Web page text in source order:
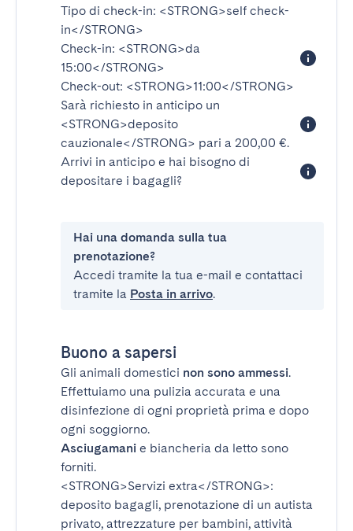
Tipo di check-in: <STRONG>self check-
in</STRONG>
Check-in: <STRONG>da
15:00</STRONG>
Check-out: <STRONG>11:00</STRONG>
Sarà richiesto in anticipo un
<STRONG>deposito
cauzionale</STRONG> pari a 200,00 €.
Arrivi in anticipo e hai bisogno di
depositare i bagagli?
Hai una domanda sulla tua
prenotazione?
Accedi tramite la tua e-mail e contattaci
tramite la Posta in arrivo.
Buono a sapersi
Gli animali domestici non sono ammessi.
Effettuiamo una pulizia accurata e una
disinfezione di ogni proprietà prima e dopo
ogni soggiorno.
Asciugamani e biancheria da letto sono
forniti.
<STRONG>Servizi extra</STRONG>:
deposito bagagli, prenotazione di un autista
privato, attrezzature per bambini, attività